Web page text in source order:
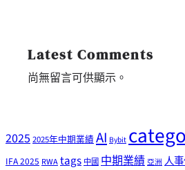
Latest Comments
尚無留言可供顯示。
2025 2025年中期業績AI Bybit
IFA 2025 RWAtags 中國 中期業績 亞洲 人